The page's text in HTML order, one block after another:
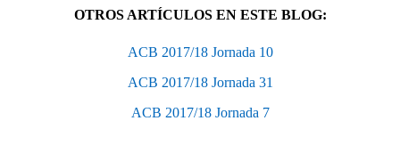
OTROS ARTÍCULOS EN ESTE BLOG:
ACB 2017/18 Jornada 10
ACB 2017/18 Jornada 31
ACB 2017/18 Jornada 7